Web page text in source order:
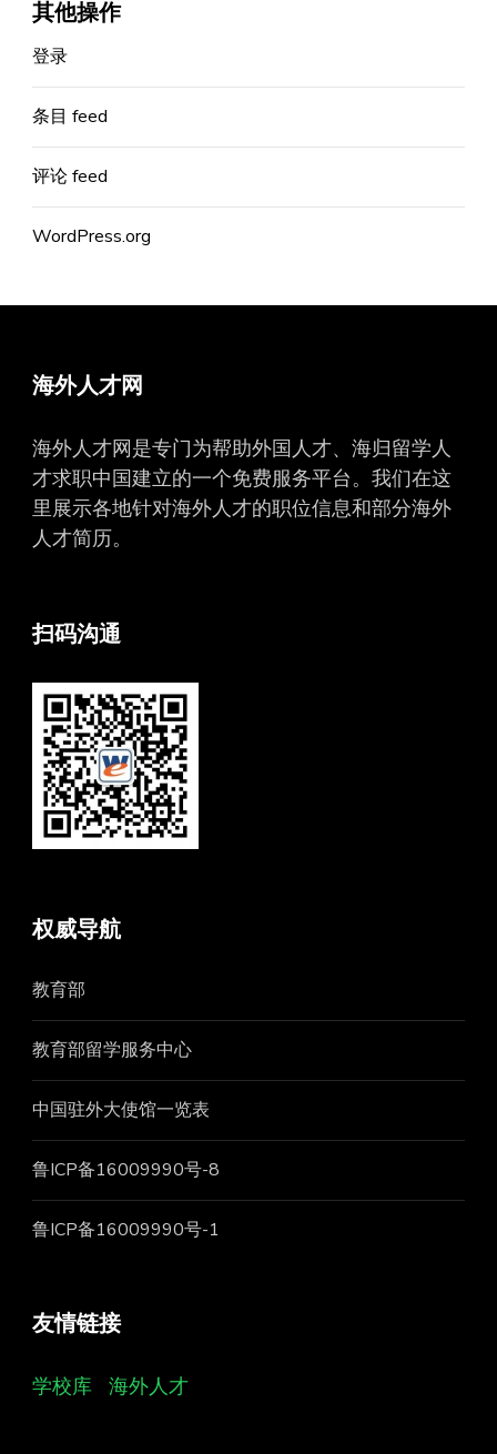
其他操作
登录
条目 feed
评论 feed
WordPress.org
海外人才网
海外人才网是专门为帮助外国人才、海归留学人
才求职中国建立的一个免费服务平台。我们在这
里展示各地针对海外人才的职位信息和部分海外
人才简历。
扫码沟通
权威导航
教育部
教育部留学服务中心
中国驻外大使馆一览表
鲁ICP备16009990号-8
鲁ICP备16009990号-1
友情链接
学校库 海外人才